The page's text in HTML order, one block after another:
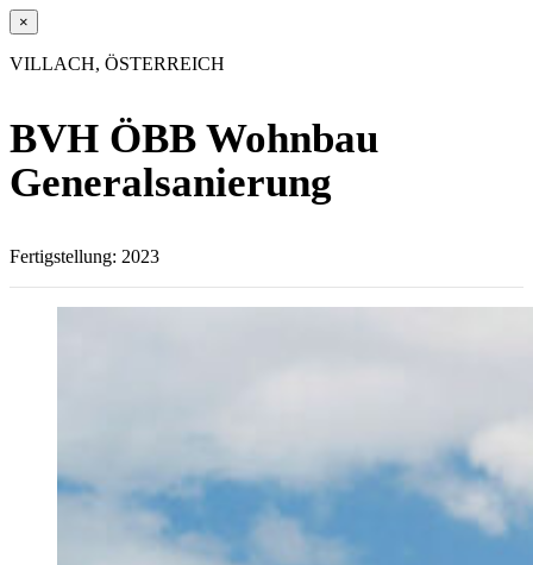
×
VILLACH, ÖSTERREICH
BVH ÖBB Wohnbau
Generalsanierung
Fertigstellung: 2023